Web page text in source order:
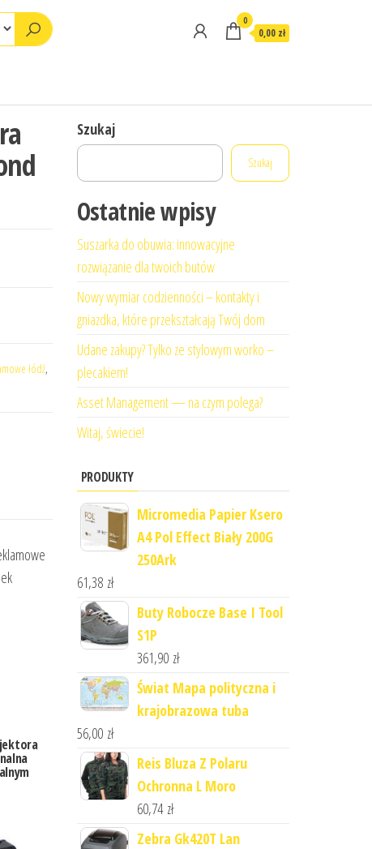
0
0,00 zł
łódź,
Szukaj
Szukaj
Ostatnie wpisy
Suszarka do obuwia: innowacyjne
rozwiązanie dla twoich butów
Nowy wymiar codzienności – kontakty i
gniazdka, które przekształcają Twój dom
Udane zakupy? Tylko ze stylowym worko –
plecakiem!
Asset Management — na czym polega?
Witaj, świecie!
PRODUKTY
Micromedia Papier Ksero
A4 Pol Effect Biały 200G
250Ark
61,38 zł
Buty Robocze Base I Tool
S1P
361,90 zł
Świat Mapa polityczna i
krajobrazowa tuba
56,00 zł
Reis Bluza Z Polaru
Ochronna L Moro
60,74 zł
Zebra Gk420T Lan